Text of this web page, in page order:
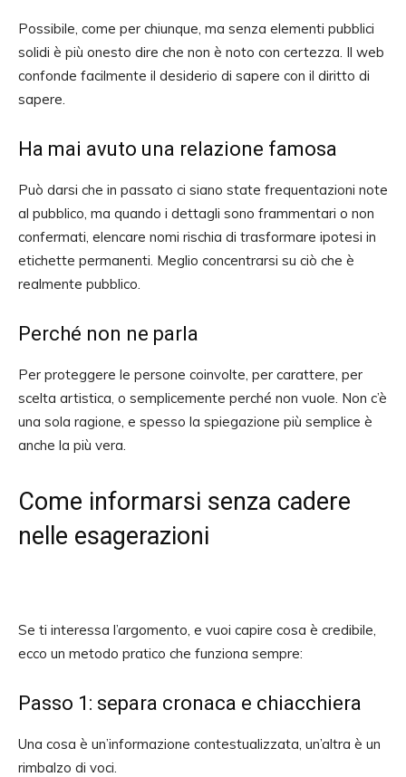
Possibile, come per chiunque, ma senza elementi pubblici
solidi è più onesto dire che non è noto con certezza. Il web
confonde facilmente il desiderio di sapere con il diritto di
sapere.
Ha mai avuto una relazione famosa
Può darsi che in passato ci siano state frequentazioni note
al pubblico, ma quando i dettagli sono frammentari o non
confermati, elencare nomi rischia di trasformare ipotesi in
etichette permanenti. Meglio concentrarsi su ciò che è
realmente pubblico.
Perché non ne parla
Per proteggere le persone coinvolte, per carattere, per
scelta artistica, o semplicemente perché non vuole. Non c’è
una sola ragione, e spesso la spiegazione più semplice è
anche la più vera.
Come informarsi senza cadere
nelle esagerazioni
Se ti interessa l’argomento, e vuoi capire cosa è credibile,
ecco un metodo pratico che funziona sempre:
Passo 1: separa cronaca e chiacchiera
Una cosa è un’informazione contestualizzata, un’altra è un
rimbalzo di voci.